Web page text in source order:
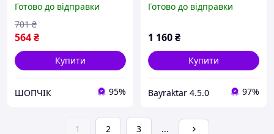
для надійної фіксації
SCH_13
Готово до відправки
564₴
701 ₴
Купити
ШОПЧІК 95%
Готово до відправки
1 160₴
Купити
Bayraktar 4.5.0 97%
1 2 3 ...